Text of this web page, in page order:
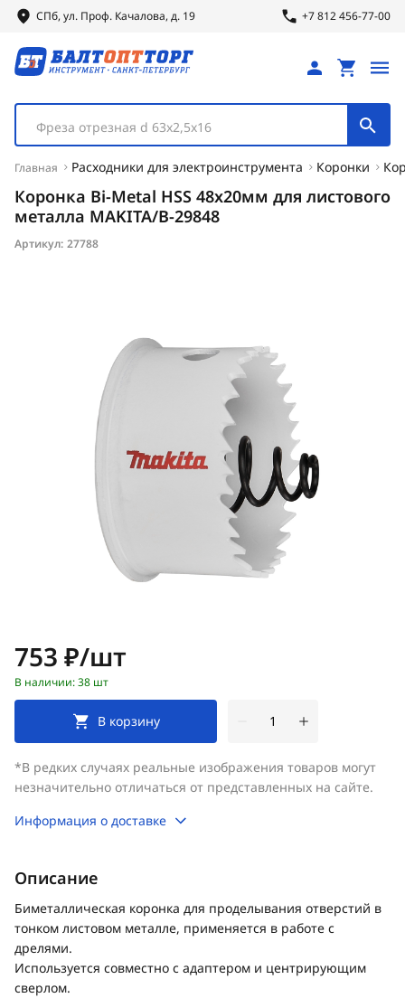
СПб, ул. Проф. Качалова, д. 19 +7 812 456-77-00
Фреза отрезная d 63х2,5х16
Главная Расходники для электроинструмента Коронки
Коронка Bi-Metal HSS 48x20мм для листового
металла MAKITA/B-29848
Артикул: 27788
Цена:
753 ₽/шт
В наличии: 38 шт
В корзину
*В редких случаях реальные изображения товаров могут
незначительно отличаться от представленных на сайте.
Информация о доставке
Описание
Биметаллическая коронка для проделывания отверстий в
тонком листовом металле, применяется в работе с
дрелями.
Используется совместно с адаптером и центрирующим
сверлом.